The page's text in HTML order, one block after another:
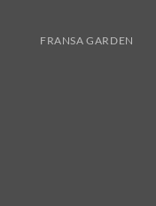
FRANSA GARDEN